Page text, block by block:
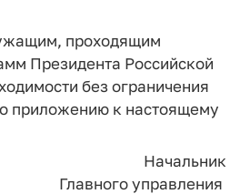
проходящим
Президента Российской
без ограничения
приложению к настоящему
Начальник
Главного управления